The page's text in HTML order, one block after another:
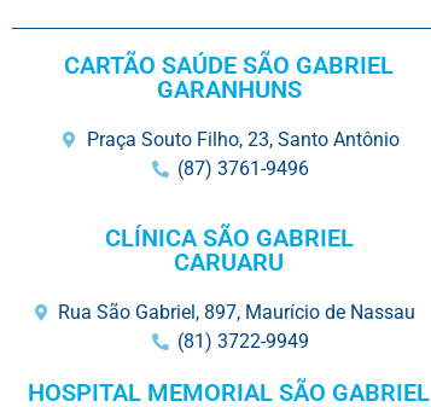
CARTÃO SAÚDE SÃO GABRIEL
GARANHUNS
Praça Souto Filho, 23, Santo Antônio
(87) 3761-9496
CLÍNICA SÃO GABRIEL
CARUARU
Rua São Gabriel, 897, Maurício de Nassau
(81) 3722-9949
HOSPITAL MEMORIAL SÃO GABRIEL